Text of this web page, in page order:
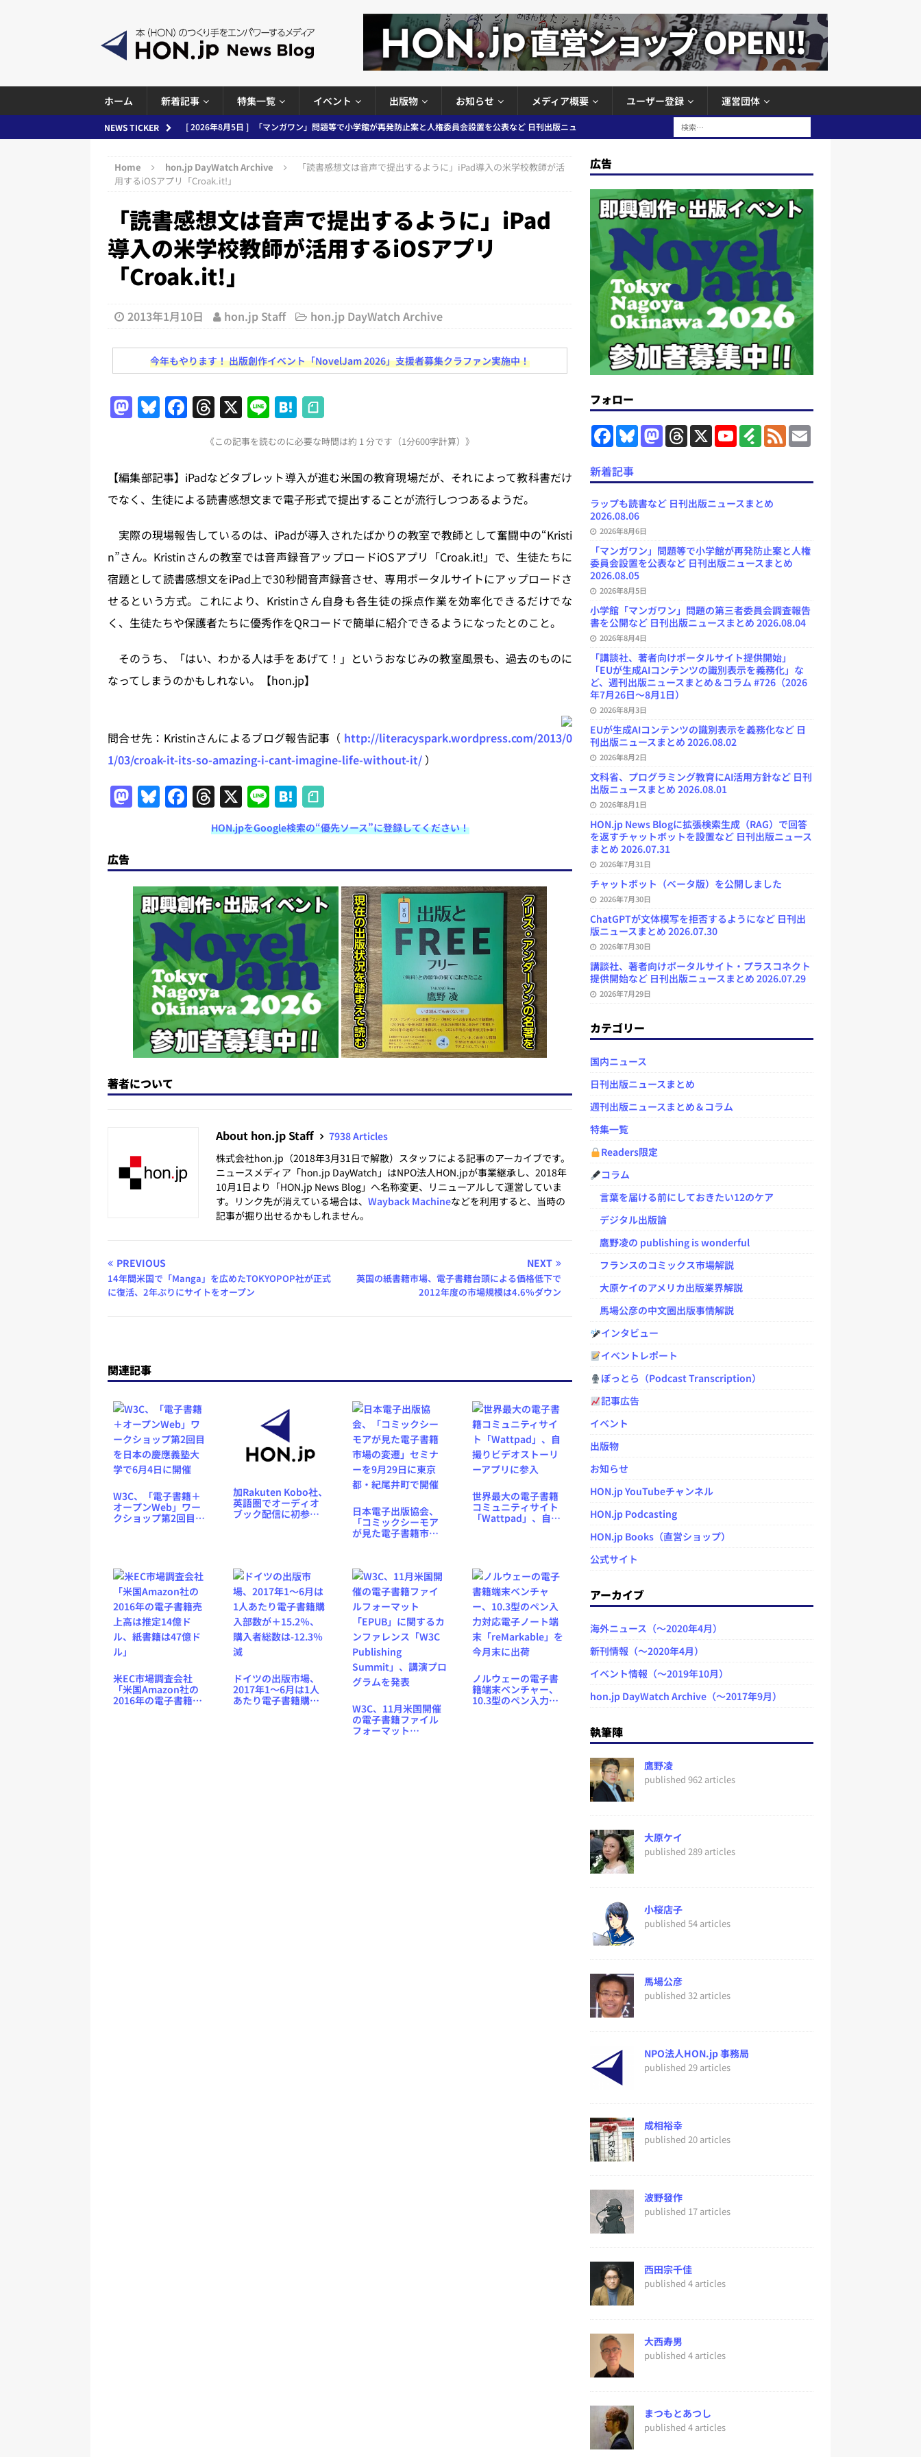
ホーム 新着記事 特集一覧 イベント 出版物 お知らせ メディア概要 ユーザー登録 運営団体
NEWS TICKER [ 2026年8月5日 ]
「マンガワン」問題等で小学館が再発防止案と人権委員会設置を公表など 日刊出版ニュ
[ 2026年8月4日 ]
小学館「マンガワン」問題の第三者委員会調査報告書を公開など 日刊出版ニュースまと
め 2026.08.04
[ 2026年8月3日 ]
「講談社、著者向けポータルサイト提供開始」「EUが生成AIコンテンツの識別表示を義
務化」など、週刊出版ニュースまとめ＆コラム #726（2026年7月26日～8月1日）
週刊出版ニュースま
とめ＆コラム
[ 2026年8月2日 ]
[ 2026年8月1日 ] 文科省、プログラミング教育にAI活用方針など 日刊出版ニュースまとめ 2026.08.01
日刊出版ニュースまとめ
[ 2026年7月31日 ] HON.jp News Blogに拡張検索生成（RAG）で回答を返すチャットボットを設置など
日刊出版ニュースまとめ 2026.07.31
[ 2026年7月30日 ] チャットボット（ベータ版）を公開しました
[ 2026年7月30日 ] ChatGPTが文体模写を拒否するようになど 日刊出版ニュースまとめ 2026.07.30
[ 2026年8月6日 ] ラップも読書など 日刊出版ニュースまとめ 2026.08.06 日刊出版ニュースまとめ
Home hon.jp DayWatch Archive
「読書感想文は音声で提出するように」iPad導入の米学校教師が活
用するiOSアプリ「Croak.it!」
「読書感想文は音声で提出するように」iPad
導入の米学校教師が活用するiOSアプリ
「Croak.it!」
2013年1月10日 hon.jp Staff hon.jp DayWatch Archive
今年もやります！ 出版創作イベント「NovelJam 2026」支援者募集クラファン実施中！
M
o
d
n
Bl
s
k
F
e
b
o
k
T
re
a
d
X Li
n
e
H
at
e
n
a
《この記事を読むのに必要な時間は約 1 分です（1分600字計算）》
【編集部記事】iPadなどタブレット導入が進む米国の教育現場だが、それによって教科書だけ
でなく、生徒による読書感想文まで電子形式で提出することが流行しつつあるようだ。
実際の現場報告しているのは、iPadが導入されたばかりの教室で教師として奮闘中の“Kristi
n”さん。Kristinさんの教室では音声録音アップロードiOSアプリ「Croak.it!」で、生徒たちに
宿題として読書感想文をiPad上で30秒間音声録音させ、専用ポータルサイトにアップロードさ
せるという方式。これにより、Kristinさん自身も各生徒の採点作業を効率化できるだけでな
く、生徒たちや保護者たちに優秀作をQRコードで簡単に紹介できるようになったとのこと。
そのうち、「はい、わかる人は手をあげて！」というおなじみの教室風景も、過去のものに
なってしまうのかもしれない。【hon.jp】
問合せ先：Kristinさんによるブログ報告記事（ http://literacyspark.wordpress.com/2013/0
1/03/croak-it-its-so-amazing-i-cant-imagine-life-without-it/ ）
M
a
o
d
o
n
Bl
u
s
k
y
F
a
e
b
o
o
k
T
h
re
a
d
s
X Li
n
e
H
at
e
n
a
HON.jpをGoogle検索の“優先ソース”に登録してください！
広告
著者について
About hon.jp Staff
7938 Articles
株式会社hon.jp（2018年3月31日で解散）スタッフによる記事のアーカイブです。
ニュースメディア「hon.jp DayWatch」はNPO法人HON.jpが事業継承し、2018年
10月1日より「HON.jp News Blog」へ名称変更、リニューアルして運営していま
す。リンク先が消えている場合は、 Wayback Machineなどを利用すると、当時の
記事が掘り出せるかもしれません。
PREVIOUS
14年間米国で「Manga」を広めたTOKYOPOP社が正式
に復活、2年ぶりにサイトをオープン
NEXT
英国の紙書籍市場、電子書籍台頭による価格低下で
2012年度の市場規模は4.6％ダウン
関連記事
W3C、「電子書籍＋
オープンWeb」ワー
クショップ第2回目を
加Rakuten Kobo社、
英語圏でオーディオ
ブック配信に初参
日本電子出版協会、
「コミックシーモア
が見た電子書籍市場
尾井町で開催
世界最大の電子書籍
コミュニティサイト
「Wattpad」、自撮
米EC市場調査会社
「米国Amazon社の
2016年の電子書籍売
ドイツの出版市場、
2017年1〜6月は1人
あたり電子書籍購入
W3C、11月米国開催
の電子書籍ファイル
フォーマット
ノルウェーの電子書
籍端末ベンチャー、
10.3型のペン入力対
広告
フォロー
F
a
e
b
o
o
k
B
l
k
y
M
a
d
o
n
T
h
d
s
X
Y
o
b
C
n
e
F
e
y
F
e
E
m
新着記事
ラップも読書など 日刊出版ニュースまとめ
2026.08.06
2026年8月6日
「マンガワン」問題等で小学館が再発防止案と人権
委員会設置を公表など 日刊出版ニュースまとめ
2026.08.05
2026年8月5日
小学館「マンガワン」問題の第三者委員会調査報告
書を公開など 日刊出版ニュースまとめ 2026.08.04
2026年8月4日
「講談社、著者向けポータルサイト提供開始」
「EUが生成AIコンテンツの識別表示を義務化」な
ど、週刊出版ニュースまとめ＆コラム #726（2026
年7月26日～8月1日）
2026年8月3日
EUが生成AIコンテンツの識別表示を義務化など 日
刊出版ニュースまとめ 2026.08.02
2026年8月2日
文科省、プログラミング教育にAI活用方針など 日刊
出版ニュースまとめ 2026.08.01
2026年8月1日
HON.jp News Blogに拡張検索生成（RAG）で回答
を返すチャットボットを設置など 日刊出版ニュース
まとめ 2026.07.31
2026年7月31日
チャットボット（ベータ版）を公開しました
2026年7月30日
ChatGPTが文体模写を拒否するようになど 日刊出
版ニュースまとめ 2026.07.30
2026年7月30日
講談社、著者向けポータルサイト・プラスコネクト
提供開始など 日刊出版ニュースまとめ 2026.07.29
2026年7月29日
カテゴリー
国内ニュース
日刊出版ニュースまとめ
週刊出版ニュースまとめ＆コラム
特集一覧
Readers限定
コラム
言葉を届ける前にしておきたい12のケア
デジタル出版論
鷹野凌の publishing is wonderful
フランスのコミックス市場解説
大原ケイのアメリカ出版業界解説
馬場公彦の中文圏出版事情解説
インタビュー
イベントレポート
ぽっとら（Podcast Transcription）
記事広告
イベント
出版物
お知らせ
HON.jp YouTubeチャンネル
HON.jp Podcasting
HON.jp Books（直営ショップ）
公式サイト
アーカイブ
海外ニュース（～2020年4月）
新刊情報（～2020年4月）
イベント情報（～2019年10月）
hon.jp DayWatch Archive（～2017年9月）
執筆陣
鷹野凌
published 962 articles
大原ケイ
published 289 articles
小桜店子
published 54 articles
馬場公彦
published 32 articles
NPO法人HON.jp 事務局
published 29 articles
成相裕幸
published 20 articles
波野發作
published 17 articles
西田宗千佳
published 4 articles
大西寿男
published 4 articles
まつもとあつし
published 4 articles